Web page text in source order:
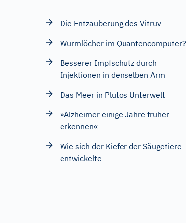
Die Entzauberung des Vitruv
Wurmlöcher im Quantencomputer?
Besserer Impfschutz durch
Injektionen in denselben Arm
Das Meer in Plutos Unterwelt
»Alzheimer einige Jahre früher
erkennen«
Wie sich der Kiefer der Säugetiere
entwickelte